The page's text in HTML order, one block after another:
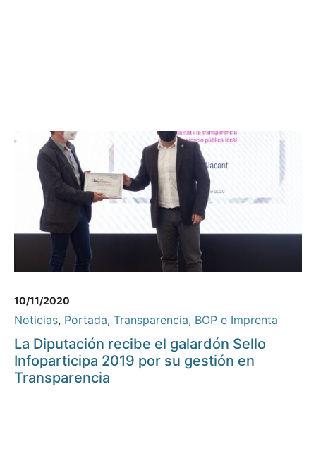
10/11/2020
Noticias, Portada, Transparencia, BOP e Imprenta
La Diputación recibe el galardón Sello
Infoparticipa 2019 por su gestión en
Transparencia